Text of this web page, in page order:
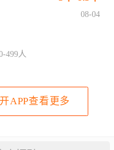
08-04
499人
APP查看更多